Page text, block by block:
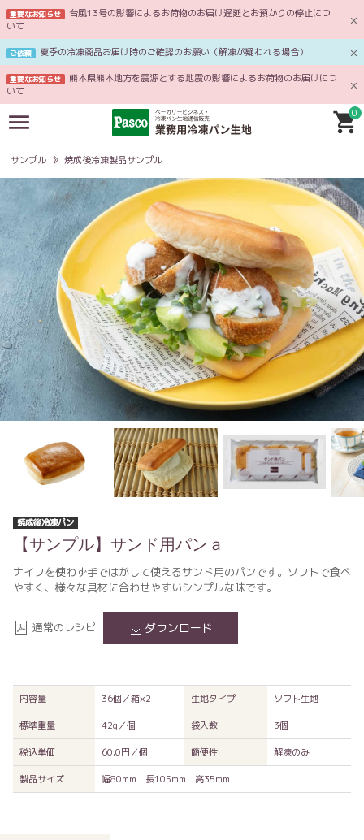
重要なお知らせ
台風13号の影響によるお荷物のお届け遅延とお預かりの停止につ
いて
ご依頼 夏季の冷凍商品お届け時のご確認のお願い（解凍が疑われる場合）
重要なお知らせ
熊本県熊本地方を震源とする地震の影響によるお荷物のお届けにつ
いて
0
サンプル 焼成後冷凍製品サンプル
焼成後冷凍パン
【サンプル】サンド用パンａ
ナイフを使わず手ではがして使えるサンド用のパンです。ソフトで食べ
やすく、様々な具材に合わせやすいシンプルな味です。
通常のレシピ ダウンロード
内容量 36個／箱×2 生地タイプ ソフト生地
標準重量 42g／個 袋入数 3個
税込単価 60.0円／個 簡便性 解凍のみ
製品サイズ 幅80mm 長105mm 高35mm